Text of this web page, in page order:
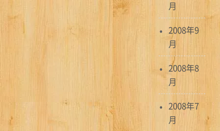
月
2008年9
月
2008年8
月
2008年7
月